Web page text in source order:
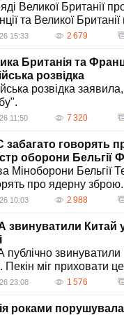
Великої Британії
та Великої
15:33 2 679
Британія та
розвідка
розвідка
11:50 7 320
забагато говорять
оборони Бельгії
Міноборони Бельгії
про ядерну зброю.
10:03 2 988
Китай
звинуватили
Пекін міг приховати
23:08 1 576
роками